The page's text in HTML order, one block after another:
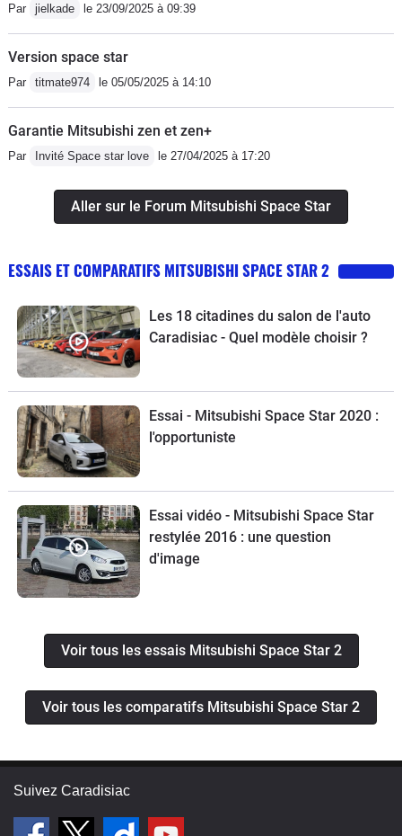
Par jielkade le 23/09/2025 à 09:39
Version space star
Par titmate974 le 05/05/2025 à 14:10
Garantie Mitsubishi zen et zen+
Par Invité Space star love le 27/04/2025 à 17:20
Aller sur le Forum Mitsubishi Space Star
ESSAIS ET COMPARATIFS MITSUBISHI SPACE STAR 2
Les 18 citadines du salon de l'auto
Caradisiac - Quel modèle choisir ?
Essai - Mitsubishi Space Star 2020 :
l'opportuniste
Essai vidéo - Mitsubishi Space Star
restylée 2016 : une question
d'image
Voir tous les essais Mitsubishi Space Star 2
Voir tous les comparatifs Mitsubishi Space Star 2
Suivez Caradisiac